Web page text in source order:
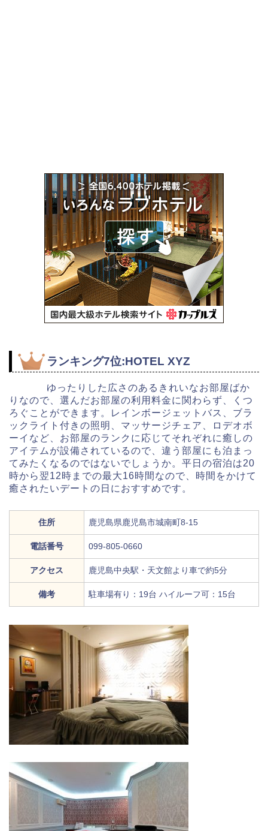
ランキング7位:HOTEL XYZ
ゆったりした広さのあるきれいなお部屋ばか
りなので、選んだお部屋の利用料金に関わらず、くつ
ろぐことができます。レインボージェットバス、ブラ
ックライト付きの照明、マッサージチェア、ロデオボ
ーイなど、お部屋のランクに応じてそれぞれに癒しの
アイテムが設備されているので、違う部屋にも泊まっ
てみたくなるのではないでしょうか。平日の宿泊は20
時から翌12時までの最大16時間なので、時間をかけて
癒されたいデートの日におすすめです。
住所 鹿児島県鹿児島市城南町8-15
電話番号 099-805-0660
アクセス 鹿児島中央駅・天文館より車で約5分
備考 駐車場有り：19台 ハイルーフ可：15台